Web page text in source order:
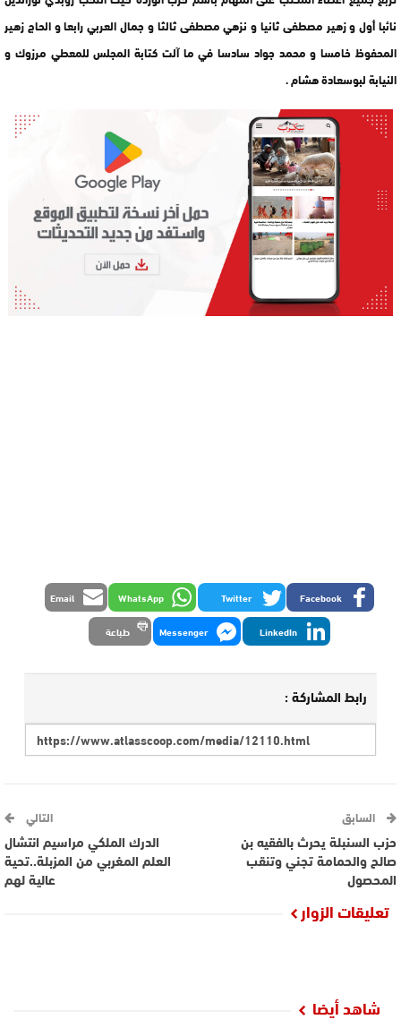
نائبا أول و زهير مصطفى ثانيا و نزهي مصطفى ثالثا و جمال العربي رابعا و الحاج زهير
المحفوظ خامسا و محمد جواد سادسا في ما آلت كتابة المجلس للمعطي مرزوك و
النيابة لبوسعادة هشام .
Facebook
Twitter
WhatsApp
Email
LinkedIn
Messenger طباعة
رابط المشاركة :
السابق
حزب السنبلة يحرث بالفقيه بن
صالح والحمامة تجني وتنقب
المحصول
التالي
الدرك الملكي مراسيم انتشال
العلم المغربي من المزبلة..تحية
عالية لهم
تعليقات الزوار
شاهد أيضا